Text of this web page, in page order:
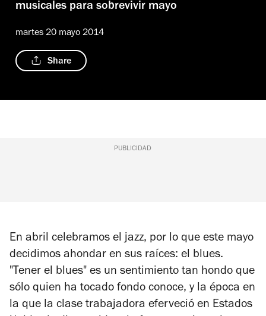
musicales para sobrevivir mayo
martes 20 mayo 2014
Share
PUBLICIDAD
En abril celebramos el jazz, por lo que este mayo
decidimos ahondar en sus raíces: el blues.
"Tener el blues" es un sentimiento tan hondo que
sólo quien ha tocado fondo conoce, y la época en
la que la clase trabajadora eferveció en Estados